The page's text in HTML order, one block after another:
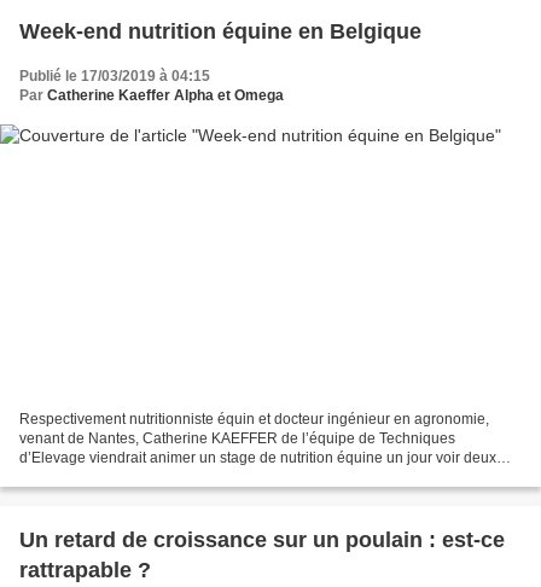
Week-end nutrition équine en Belgique
Publié le 17/03/2019 à 04:15
Par Catherine Kaeffer Alpha et Omega
Respectivement nutritionniste équin et docteur ingénieur en agronomie,
venant de Nantes, Catherine KAEFFER de l’équipe de Techniques
d’Elevage viendrait animer un stage de nutrition équine un jour voir deux
Un retard de croissance sur un poulain : est-ce
rattrapable ?